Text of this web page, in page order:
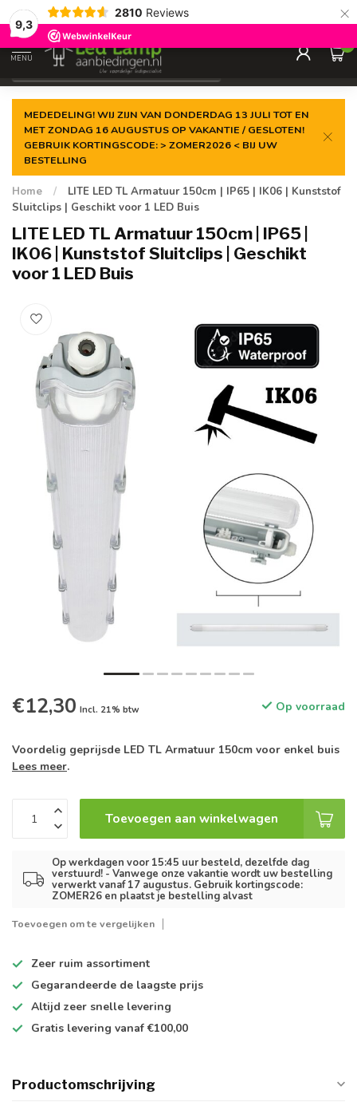
9,3
2810 Reviews ×
Gegarandeerde delaagste prijs
MENU
0
MEDEDELING! WIJ ZIJN VAN DONDERDAG 13 JULI TOT EN
MET ZONDAG 16 AUGUSTUS OP VAKANTIE / GESLOTEN!
GEBRUIK KORTINGSCODE: > ZOMER2026 < BIJ UW
BESTELLING
Home /
LITE LED TL Armatuur 150cm | IP65 | IK06 | Kunststof
Sluitclips | Geschikt voor 1 LED Buis
LITE LED TL Armatuur 150cm | IP65 |
IK06 | Kunststof Sluitclips | Geschikt
voor 1 LED Buis
€12,30 Incl. 21% btw Op voorraad
Voordelig geprijsde LED TL Armatuur 150cm voor enkel buis
Lees meer.
Toevoegen aan winkelwagen
Op werkdagen voor 15:45 uur besteld, dezelfde dag
verstuurd! - Vanwege onze vakantie wordt uw bestelling
verwerkt vanaf 17 augustus. Gebruik kortingscode:
ZOMER26 en plaatst je bestelling alvast
Toevoegen om te vergelijken
Zeer ruim assortiment
Gegarandeerde de laagste prijs
Altijd zeer snelle levering
Gratis levering vanaf €100,00
Productomschrijving